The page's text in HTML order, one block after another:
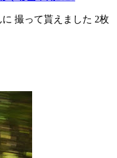
に 撮って貰えました ⁡2枚